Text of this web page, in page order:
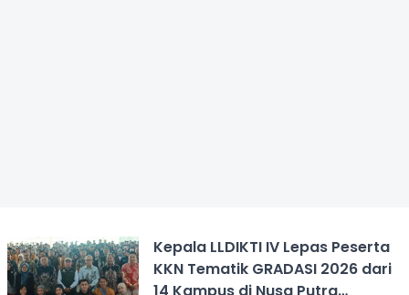
Kepala LLDIKTI IV Lepas Peserta
KKN Tematik GRADASI 2026 dari
14 Kampus di Nusa Putra